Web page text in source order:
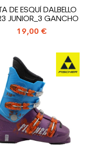
DE ESQUÍ DALBELLO
JUNIOR_3 GANCHO
19,00 €